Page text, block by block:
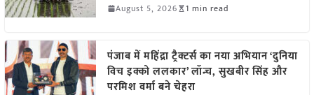
August 5, 2026 1 min read
पंजाब में महिंद्रा ट्रैक्टर्स का नया अभियान ‘दुनिया
विच इक्को ललकार’ लॉन्च, सुखबीर सिंह और
परमिश वर्मा बने चेहरा